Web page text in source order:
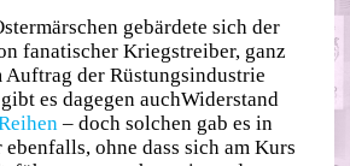
gebärdete sich der
fanatischer Kriegstreiber, ganz
Auftrag der Rüstungsindustrie
es dagegen auchWiderstand
– doch solchen gab es in
ohne dass sich am Kurs